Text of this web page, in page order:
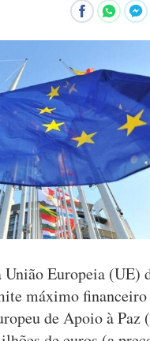
União Europeia (UE)
máximo financeiro
de Apoio à Paz